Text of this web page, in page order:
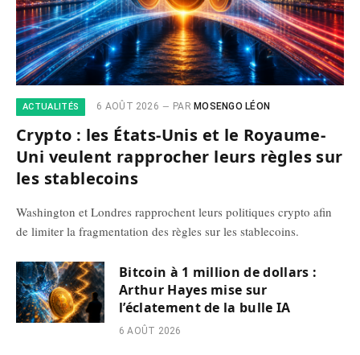
ACTUALITÉS 6 AOÛT 2026 PAR MOSENGO LÉON
Crypto : les États-Unis et le Royaume-
Uni veulent rapprocher leurs règles sur
les stablecoins
Washington et Londres rapprochent leurs politiques crypto afin
de limiter la fragmentation des règles sur les stablecoins.
Bitcoin à 1 million de dollars :
Arthur Hayes mise sur
l’éclatement de la bulle IA
6 AOÛT 2026